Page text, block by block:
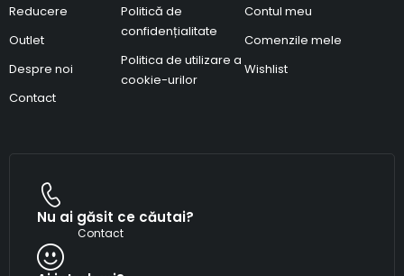
Reducere
Outlet
Despre noi
Contact
Politică de
confidențialitate
Politica de utilizare a
cookie-urilor
Contul meu
Comenzile mele
Wishlist
Nu ai găsit ce căutai?
Contact